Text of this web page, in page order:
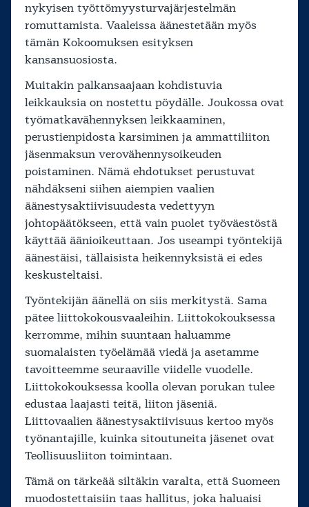
nykyisen työttömyysturvajärjestelmän
romuttamista. Vaaleissa äänestetään myös
tämän Kokoomuksen esityksen
kansansuosiosta.
Muitakin palkansaajaan kohdistuvia
leikkauksia on nostettu pöydälle. Joukossa ovat
työmatkavähennyksen leikkaaminen,
perustienpidosta karsiminen ja ammattiliiton
jäsenmaksun verovähennysoikeuden
poistaminen. Nämä ehdotukset perustuvat
nähdäkseni siihen aiempien vaalien
äänestysaktiivisuudesta vedettyyn
johtopäätökseen, että vain puolet työväestöstä
käyttää äänioikeuttaan. Jos useampi työntekijä
äänestäisi, tällaisista heikennyksistä ei edes
keskusteltaisi.
Työntekijän äänellä on siis merkitystä. Sama
pätee liittokokousvaaleihin. Liittokokouksessa
kerromme, mihin suuntaan haluamme
suomalaisten työelämää viedä ja asetamme
tavoitteemme seuraaville viidelle vuodelle.
Liittokokouksessa koolla olevan porukan tulee
edustaa laajasti teitä, liiton jäseniä.
Liittovaalien äänestysaktiivisuus kertoo myös
työnantajille, kuinka sitoutuneita jäsenet ovat
Teollisuusliiton toimintaan.
Tämä on tärkeää siltäkin varalta, että Suomeen
muodostettaisiin taas hallitus, joka haluaisi